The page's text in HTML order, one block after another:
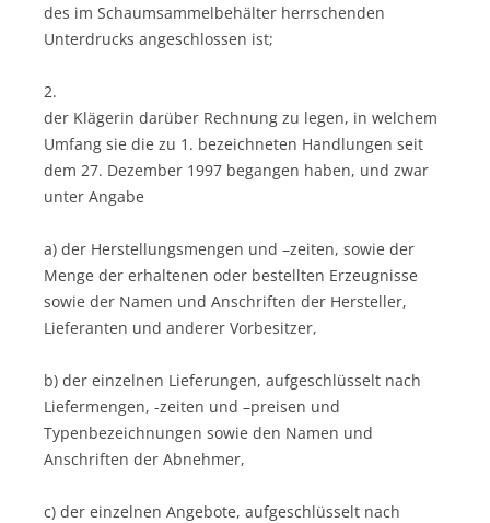
des im Schaumsammelbehälter herrschenden
Unterdrucks angeschlossen ist;
2.
der Klägerin darüber Rechnung zu legen, in welchem
Umfang sie die zu 1. bezeichneten Handlungen seit
dem 27. Dezember 1997 begangen haben, und zwar
unter Angabe
a) der Herstellungsmengen und –zeiten, sowie der
Menge der erhaltenen oder bestellten Erzeugnisse
sowie der Namen und Anschriften der Hersteller,
Lieferanten und anderer Vorbesitzer,
b) der einzelnen Lieferungen, aufgeschlüsselt nach
Liefermengen, -zeiten und –preisen und
Typenbezeichnungen sowie den Namen und
Anschriften der Abnehmer,
c) der einzelnen Angebote, aufgeschlüsselt nach